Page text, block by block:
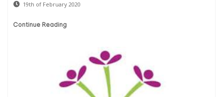
19th of February 2020
Continue Reading